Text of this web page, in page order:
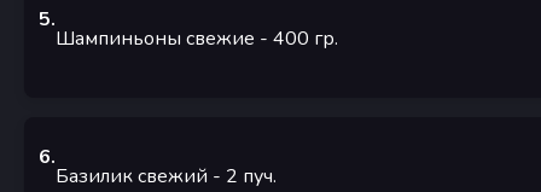
5.
Шампиньоны свежие - 400 гр.
6.
Базилик свежий - 2 пуч.